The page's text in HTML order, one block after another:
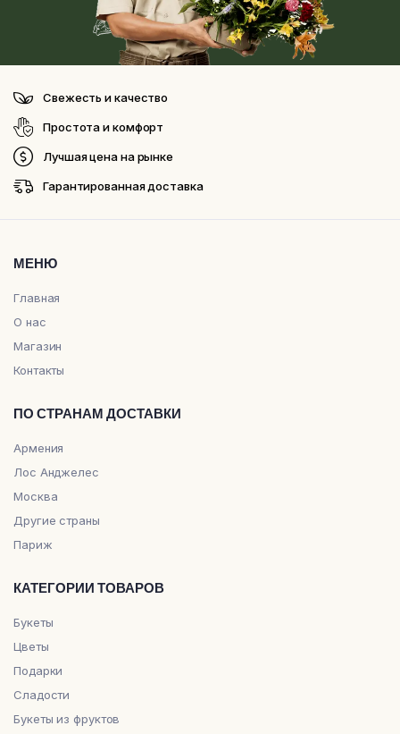
Свежесть и качество
Простота и комфорт
Лучшая цена на рынке
Гарантированная доставка
МЕНЮ
Главная
О нас
Магазин
Контакты
ПО СТРАНАМ ДОСТАВКИ
Армения
Лос Анджелес
Москва
Другие страны
Париж
КАТЕГОРИИ ТОВАРОВ
Букеты
Цветы
Подарки
Сладости
Букеты из фруктов